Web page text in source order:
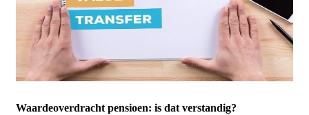
Waardeoverdracht pensioen: is dat verstandig?